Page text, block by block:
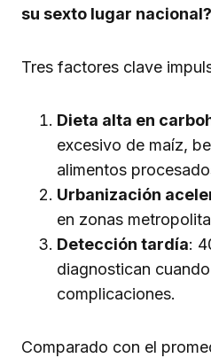
su sexto lugar nacional?
Tres factores clave
Dieta alta en
excesivo de maíz,
alimentos
Urbanización
en zonas
Detección tardía:
diagnostican
complicaciones.
Comparado con el